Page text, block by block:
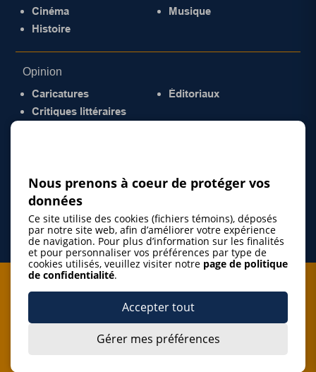
Cinéma
Histoire
Musique
Opinion
Caricatures
Critiques littéraires
Éditoriaux
Je m'abonne à l'infolettre
J’accepte de m’abonner à l’infolettre de La Gazette de la
Nous prenons à coeur de protéger vos
données
Ce site utilise des cookies (fichiers témoins), déposés
par notre site web, afin d’améliorer votre expérience
de navigation. Pour plus d’information sur les finalités
et pour personnaliser vos préférences par type de
cookies utilisés, veuillez visiter notre page de politique
de confidentialité.
Accepter tout
Gérer mes préférences